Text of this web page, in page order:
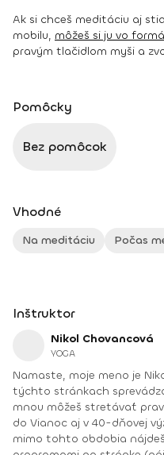
Ak si chceš meditáciu aj
mobilu, môžeš si ju vo
pravým tlačidlom myši a
Pomôcky
Bez pomôcok
Vhodné
Na meditáciu Počas
Inštruktor
Nikol Chovancová
YOGA
Namaste, moje meno je Nikol a teším sa, že ťa môžem na
týchto stránkach sprevádzať jogou . Okrem toho
mnou môžeš stretávať
do Vianoc aj v 40-dňovej výzve Harmónia tela a duše , ktorú
mimo tohto obdobia nájdeš